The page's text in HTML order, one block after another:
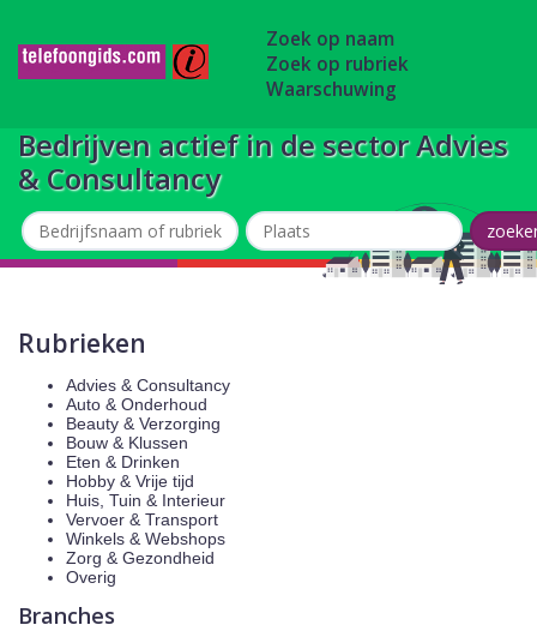
Zoek op naam
Zoek op rubriek
Waarschuwing
Bedrijven actief in de sector Advies
& Consultancy
Rubrieken
Advies & Consultancy
Auto & Onderhoud
Beauty & Verzorging
Bouw & Klussen
Eten & Drinken
Hobby & Vrije tijd
Huis, Tuin & Interieur
Vervoer & Transport
Winkels & Webshops
Zorg & Gezondheid
Overig
Branches